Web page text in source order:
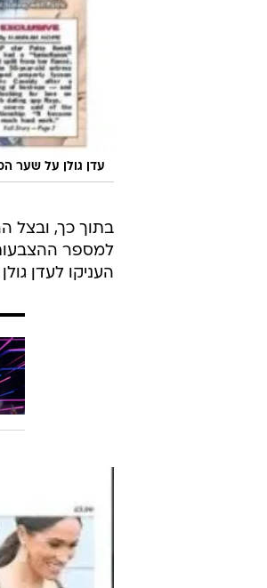
עדן גולן על שער
בתוך כך, ובצל
העניקו לעדן